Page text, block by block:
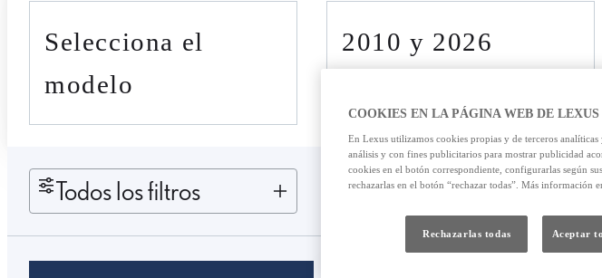
Selecciona el
modelo
2010 y 2026
Todos los filtros 599
COOKIES EN LA PÁGINA WEB DE LEXUS
En Lexus utilizamos cookies propias y de terceros
análisis y con fines publicitarios para mostrar publicidad
cookies en el botón correspondiente, configurarlas según
rechazarlas en el botón “rechazar todas”. Más información
Rechazarlas todas Aceptar